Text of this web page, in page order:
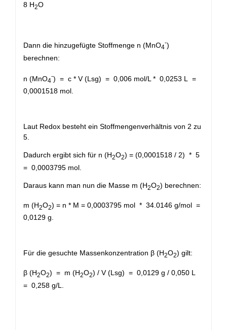
8 H2O
Dann die hinzugefügte Stoffmenge n (MnO4
-)
berechnen:
n (MnO4
-) = c * V (Lsg) = 0,006 mol/L * 0,0253 L =
0,0001518 mol.
Laut Redox besteht ein Stoffmengenverhältnis von 2 zu
5.
Dadurch ergibt sich für n (H2O2) = (0,0001518 / 2) * 5
= 0,0003795 mol.
Daraus kann man nun die Masse m (H2O2) berechnen:
m (H2O2) = n * M = 0,0003795 mol * 34.0146 g/mol =
0,0129 g.
Für die gesuchte Massenkonzentration β (H2O2) gilt:
β (H2O2) = m (H2O2) / V (Lsg) = 0,0129 g / 0,050 L
= 0,258 g/L.